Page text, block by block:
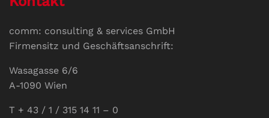
comm: consulting & services GmbH
Firmensitz und Geschäftsanschrift:
Wasagasse 6/6
A-1090 Wien
T + 43 / 1 / 315 14 11 – 0